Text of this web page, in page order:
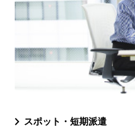
スポット・短期派遣